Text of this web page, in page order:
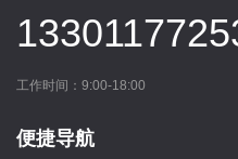
工作时间：9:00-18:00
便捷导航